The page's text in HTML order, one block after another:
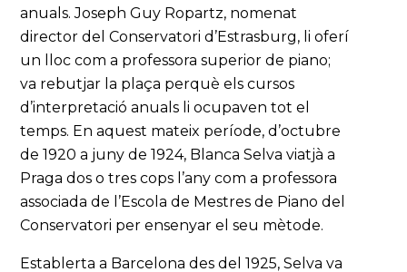
anuals. Joseph Guy Ropartz, nomenat
director del Conservatori d’Estrasburg, li oferí
un lloc com a professora superior de piano;
va rebutjar la plaça perquè els cursos
d’interpretació anuals li ocupaven tot el
temps. En aquest mateix període, d’octubre
de 1920 a juny de 1924, Blanca Selva viatjà a
Praga dos o tres cops l’any com a professora
associada de l’Escola de Mestres de Piano del
Conservatori per ensenyar el seu mètode.
Establerta a Barcelona des del 1925, Selva va